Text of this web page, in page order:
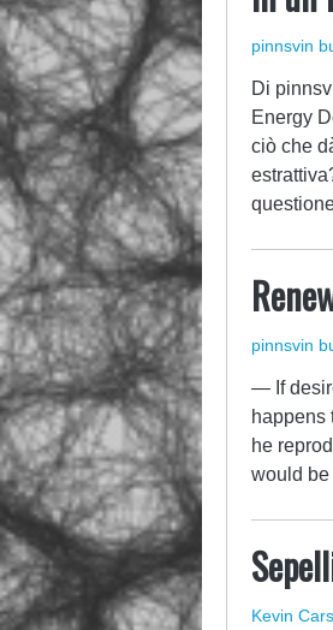
pinnsvin
Di
Energy
ciò che
pinnsvin
— If
happens
he
would
Kevin